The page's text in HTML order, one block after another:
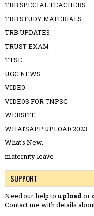
TRB SPECIAL TEACHERS
TRB STUDY MATERIALS
TRB UPDATES
TRUST EXAM
TTSE
UGC NEWS
VIDEO
VIDEOS FOR TNPSC
WEBSITE
WHATSAPP UPLOAD 2023
What's New.
maternity leave
SUPPORT
Need our help to upload or
Contact me with details